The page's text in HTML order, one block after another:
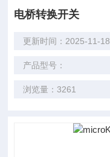
电桥转换开关
更新时间：2025-11-18
产品型号：
浏览量：3261